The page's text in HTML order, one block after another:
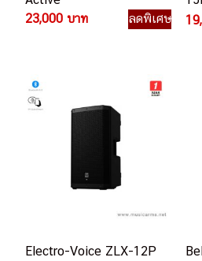
23,000 บาท
ลดพิเศษ
ทา
Electro-Voice ZLX-12P